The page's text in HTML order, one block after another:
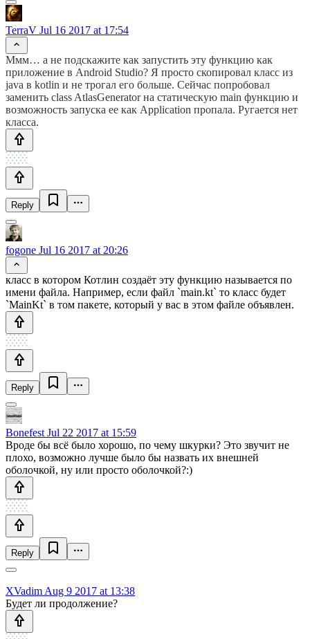
TerraV Jul 16 2017 at 17:54
Ммм… а не подскажите как запустить эту функцию как
приложение в Android Studio? Я просто скопировал класс из
java в kotlin и не трогал его больше. Сейчас попробовал
заменить class AtlasGenerator на статическую main функцию и
возможность запуска ее как Application пропала. Ругается нет
класса.
Reply
fogone Jul 16 2017 at 20:26
класс в котором Котлин создаёт эту функцию называется по
имени файла. Например, если файл `main.kt` то класс будет
`MainKt` в том пакете, который у вас в этом файле объявлен.
Reply
Bonefest Jul 22 2017 at 15:59
Вроде бы всё было хорошо, по чему шкурки? Это звучит не
плохо, возможно лучше было бы назвать их внешней
оболочкой, ну или просто оболочкой?:)
Reply
XVadim Aug 9 2017 at 13:38
Будет ли продолжение?